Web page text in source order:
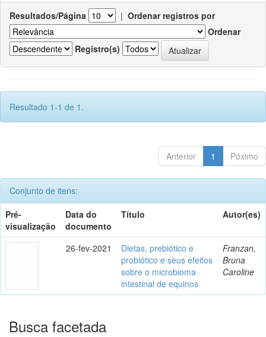
Resultados/Página | Ordenar registros por
Ordenar
Registro(s)
Resultado 1-1 de 1.
Anterior 1 Póximo
Conjunto de itens:
Pré-
visualização
Data do
documento
Título Autor(es)
26-fev-2021
Dietas, prebiótico e
probiótico e seus efeitos
sobre o microbioma
intestinal de equinos
Franzan,
Bruna
Caroline
Busca facetada